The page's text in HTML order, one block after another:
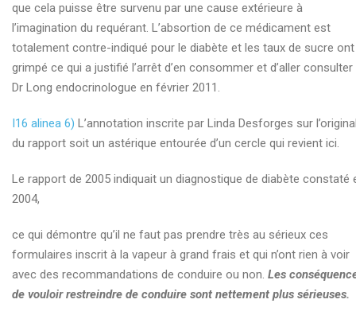
que cela puisse être survenu par une cause extérieure à
l’imagination du requérant. L’absortion de ce médicament est
totalement contre-indiqué pour le diabète et les taux de sucre ont
grimpé ce qui a justifié l’arrêt d’en consommer et d’aller consulter
Dr Long endocrinologue en février 2011.
I16 alinea 6) L’annotation inscrite par Linda Desforges sur
du rapport soit un astérique entourée d’un cercle qui revient ici.
Le rapport de 2005 indiquait un diagnostique de diabète constaté
2004,
ce qui démontre qu’il ne faut pas prendre très au sérieux ces
formulaires inscrit à la vapeur à grand frais et qui n’ont rien à voir
avec des recommandations de conduire ou non. Les
de vouloir restreindre de conduire sont nettement plus sérieuses.